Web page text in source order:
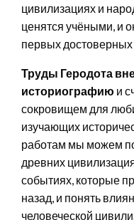
цивилизациях и
ценятся учёными, и
первых
Труды Геродота
историографию и
сокровищем для
изучающих
работам мы можем
древних
событиях, которые
назад, и понять
человеческой